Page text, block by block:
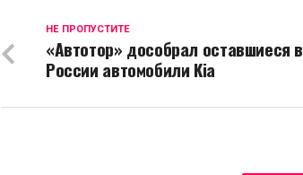
НЕ ПРОПУСТИТЕ
«Автотор» дособрал оставшиеся в
России автомобили Kia